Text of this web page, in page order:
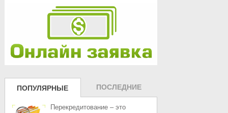
ПОПУЛЯРНЫЕ
ЗАПИСИ
ПОСЛЕДНИЕ
ЗАПИСИ
Перекредитование – это